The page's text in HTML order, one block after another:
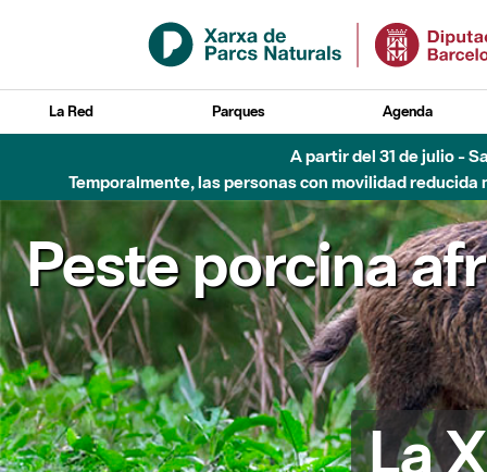
Saltar al contenido principal
La Red Parques Agenda
Hasta diciembre de 2026 - Parque Fluvial
Peste porcina
La